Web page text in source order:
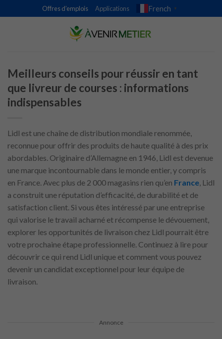
to
Offres d’emplois Applications French ▼
Meilleurs conseils pour réussir en tant
que livreur de courses : informations
indispensables
Lidl est une chaîne de distribution mondiale renommée,
reconnue pour offrir des produits de haute qualité à des prix
abordables. Originaire d’Allemagne en 1946, Lidl est devenue
une marque incontournable dans le monde entier, y compris
en France. Avec plus de 2 000 magasins rien qu’en France, Lidl
a construit une réputation d’efficacité, de durabilité et de
satisfaction client. Si vous êtes intéressé par une entreprise
qui valorise le travail acharné et récompense le dévouement,
explorer les opportunités de livraison chez Lidl pourrait être
votre prochaine étape professionnelle. Continuez à lire pour
découvrir ce qui rend Lidl unique et comment vous pouvez
devenir un candidat exceptionnel pour leur équipe de
livraison.
Annonce